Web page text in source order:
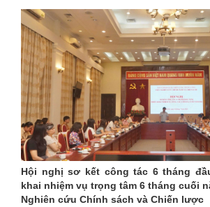
Hội nghị sơ kết công tác 6 tháng
khai nhiệm vụ trọng tâm 6 tháng cuối
Nghiên cứu Chính sách và Chiến lược